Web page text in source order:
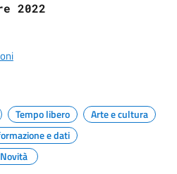
2022
Tempo libero
Arte e cultura
e dati
Novità